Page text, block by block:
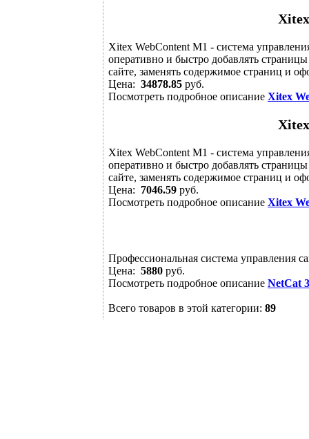
Xitex WebContent M1 - система
оперативно и быстро добавлять
сайте, заменять содержимое страниц и
Цена: 34878.85 руб.
Посмотреть подробное описание Xitex
Xitex WebContent M1 - система
оперативно и быстро добавлять
сайте, заменять содержимое страниц и
Цена: 7046.59 руб.
Посмотреть подробное описание Xitex
Профессиональная система управления
Цена: 5880 руб.
Посмотреть подробное описание NetCat 3
Всего товаров в этой категории: 89